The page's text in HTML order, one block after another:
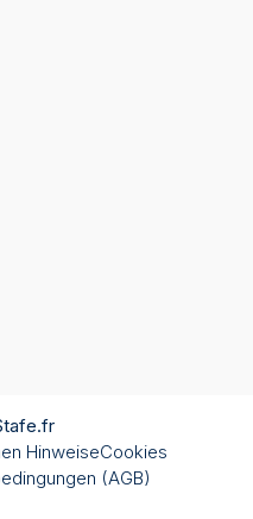
HinweiseCookies
(AGB)